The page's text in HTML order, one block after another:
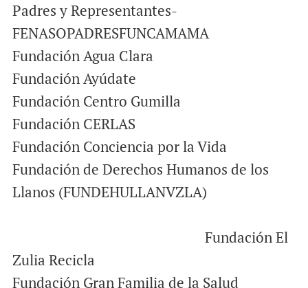
Padres y Representantes-
FENASOPADRESFUNCAMAMA
Fundación Agua Clara
Fundación Ayúdate
Fundación Centro Gumilla
Fundación CERLAS
Fundación Conciencia por la Vida
Fundación de Derechos Humanos de los
Llanos (FUNDEHULLANVZLA)
Fundación El
Zulia Recicla
Fundación Gran Familia de la Salud